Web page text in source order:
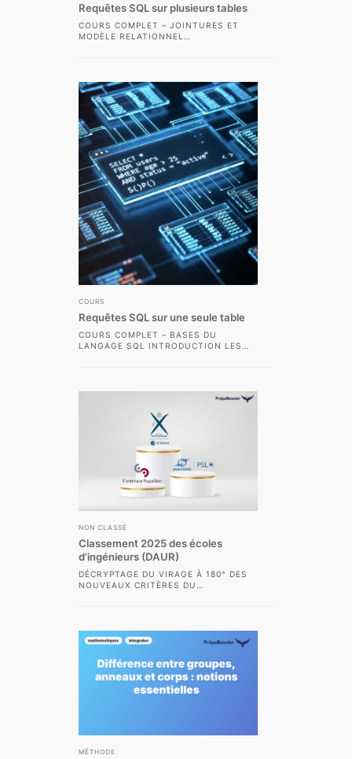
Requêtes SQL sur plusieurs tables
COURS COMPLET – JOINTURES ET
MODÈLE RELATIONNEL
COURS
Requêtes SQL sur une seule table
COURS COMPLET – BASES DU
LANGAGE SQL INTRODUCTION LES
NON CLASSÉ
Classement 2025 des écoles
d’ingénieurs (DAUR)
DÉCRYPTAGE DU VIRAGE À 180° DES
NOUVEAUX CRITÈRES DU
MÉTHODE